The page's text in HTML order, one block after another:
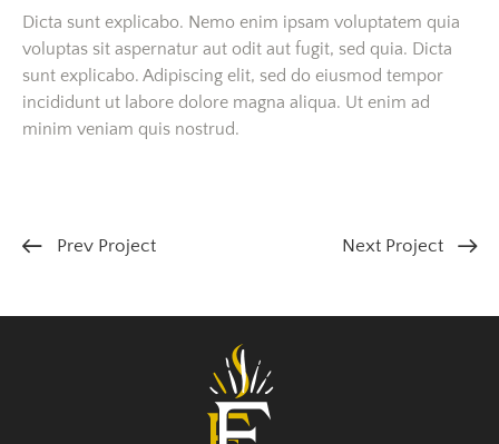
Dicta sunt explicabo. Nemo enim ipsam voluptatem quia
voluptas sit aspernatur aut odit aut fugit, sed quia. Dicta
sunt explicabo. Adipiscing elit, sed do eiusmod tempor
incididunt ut labore dolore magna aliqua. Ut enim ad
minim veniam quis nostrud.
Prev Project Next Project